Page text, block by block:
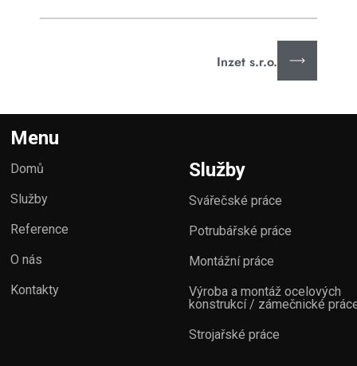
Inzet s.r.o.
Menu
Domů
Služby
Reference
O nás
Kontakty
Služby
Svářečské práce
Potrubářské práce
Montážní práce
Výroba a montáž ocelových
konstrukcí / zámečnické
Strojařské práce